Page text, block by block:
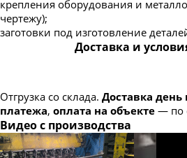
Полоса горячекатаная 150х4
Полоса горячекатаная 150х5
Полоса горячекатаная 150х10
Полоса горячекатаная 150х12
Полоса горячекатаная 200х4
крепления оборудования и
чертежу);
заготовки под изготовление
Доставка и
Отгрузка со склада. Доставка день
платежа, оплата на объекте — по
Видео с производства